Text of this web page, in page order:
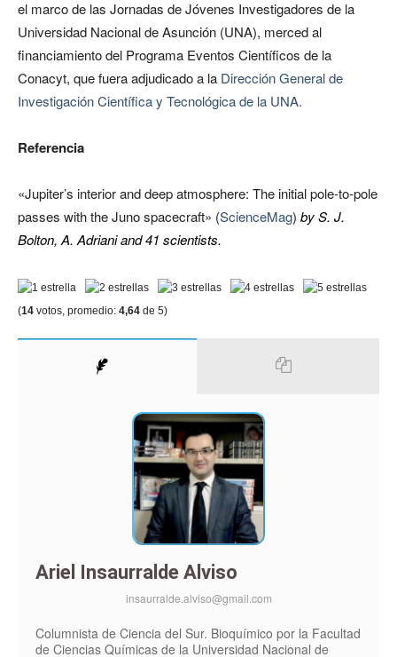
el marco de las Jornadas de Jóvenes Investigadores de la
Universidad Nacional de Asunción (UNA), merced al
financiamiento del Programa Eventos Científicos de la
Conacyt, que fuera adjudicado a la Dirección General de
Investigación Científica y Tecnológica de la UNA.
Referencia
«Jupiter’s interior and deep atmosphere: The initial pole-to-pole
passes with the Juno spacecraft» (ScienceMag) by S. J.
Bolton, A. Adriani and 41 scientists.
(14 votos, promedio: 4,64 de 5)
Ariel Insaurralde Alviso
insaurralde.alviso@gmail.com
Columnista de Ciencia del Sur. Bioquímico por la Facultad
de Ciencias Químicas de la Universidad Nacional de